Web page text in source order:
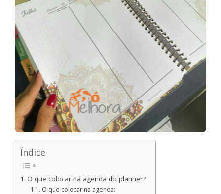
Índice
O que colocar na agenda do planner?
O que colocar na agenda: